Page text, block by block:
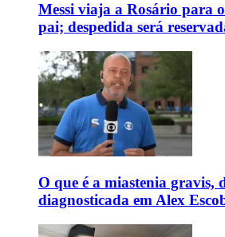
Messi viaja a Rosário para
pai; despedida será
O que é a miastenia gravis,
diagnosticada em Alex